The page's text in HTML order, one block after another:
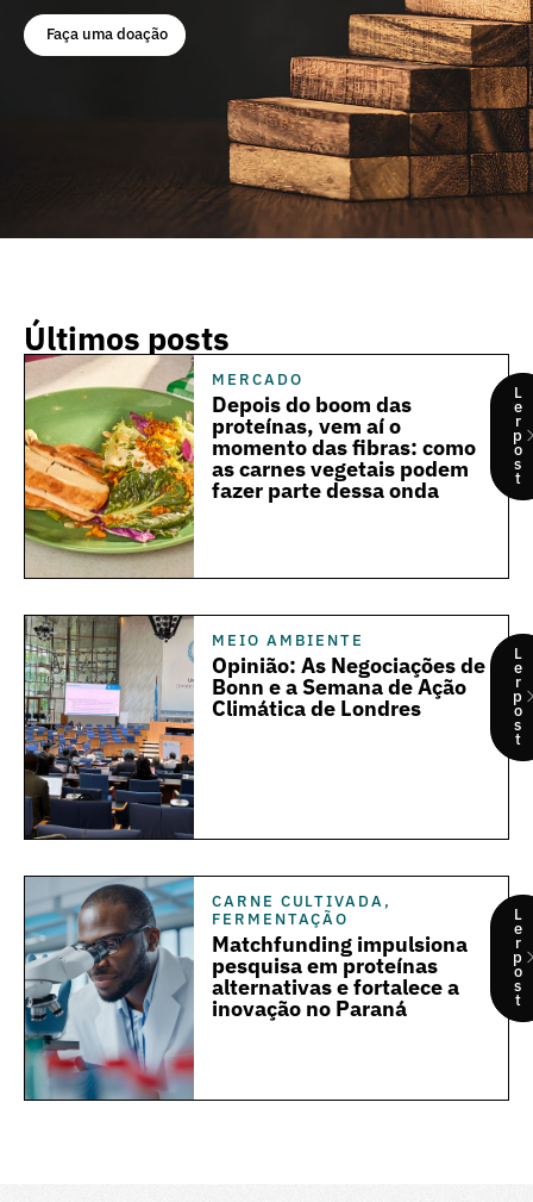
Faça uma doação
Últimos posts
MERCADO
Depois do boom das
proteínas, vem aí o
momento das fibras: como
as carnes vegetais podem
fazer parte dessa onda
L
e
r
p
o
s
t
MEIO AMBIENTE
Opinião: As Negociações de
Bonn e a Semana de Ação
Climática de Londres
L
e
r
p
o
s
t
CARNE CULTIVADA,
FERMENTAÇÃO
Matchfunding impulsiona
pesquisa em proteínas
alternativas e fortalece a
inovação no Paraná
L
e
r
p
o
s
t